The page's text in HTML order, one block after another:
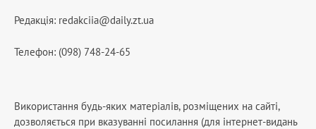
Редакція: redakciia@daily.zt.ua
Телефон: (098) 748-24-65
Використання будь-яких матеріалів, розміщених на сайті,
дозволяється при вказуванні посилання (для інтернет-видань